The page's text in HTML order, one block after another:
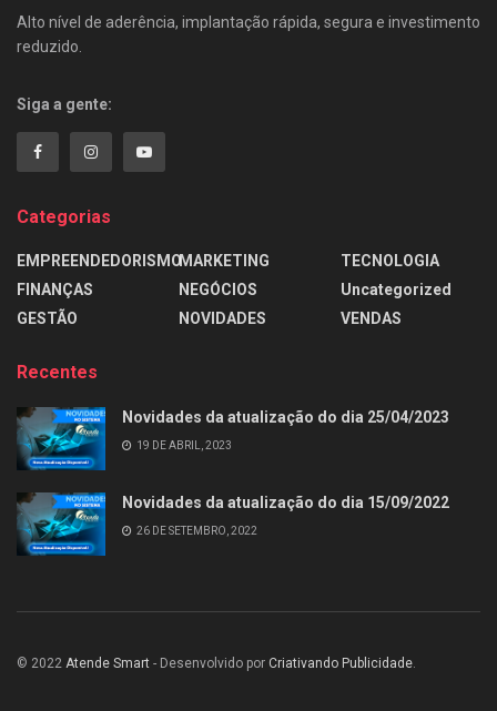
Alto nível de aderência, implantação rápida, segura e investimento
reduzido.
Siga a gente:
Categorias
EMPREENDEDORISMO
FINANÇAS
GESTÃO
MARKETING
NEGÓCIOS
NOVIDADES
TECNOLOGIA
Uncategorized
VENDAS
Recentes
Novidades da atualização do dia 25/04/2023
19 DE ABRIL, 2023
Novidades da atualização do dia 15/09/2022
26 DE SETEMBRO, 2022
© 2022 Atende Smart - Desenvolvido por Criativando Publicidade.